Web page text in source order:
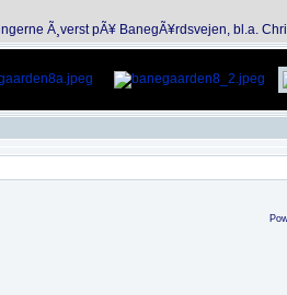
Ã¸verst pÃ¥ BanegÃ¥rdsvejen, bl.a.